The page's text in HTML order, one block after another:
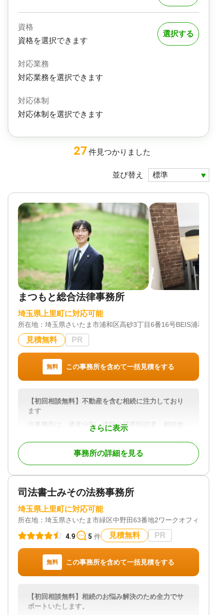
資格
資格を選択できます
対応業務
対応業務を選択できます
対応体制
対応体制を選択できます
選択する
27 件見つかりました
並び替え
まつもと総合法律事務所
埼玉県上里町に対応可能
所在地： 埼玉県さいたま市浦和区高砂3丁目6番16号BEIS浦和ビ
見積無料 PR
無料 この事務所を含めて一括見積をする
さらに表示
【初回相談無料】不動産を含む相続に注力しており
ます
当事務所は、遺産分割、遺留分侵害額請求、相続放
棄をはじめ、相続に関する幅広い問題に対応してい
ます 。
遺産分割協議や調停の成立後に必要となる手続きに
してお手伝いさせていただきますので、是非ご相談
ください。
埼玉県、東京都、神奈川県、千葉県、茨城県、群馬
県、栃木県 その他の都道府県も応相談
見 / 相続手続き / 銀行手続き / 戸籍収集 / 相続人調査
/ 相続トラブル（弁護士相談）
事務所の詳細を見る
司法書士みその法務事務所
埼玉県上里町に対応可能
所在地： 埼玉県さいたま市緑区中野田63番地2ワークオフィス
4.9 5 件 見積無料 PR
無料 この事務所を含めて一括見積をする
【初回相談無料】相続のお悩み解決のため全力でサ
ポートいたします。